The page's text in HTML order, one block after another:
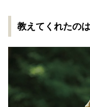
教えてくれたの